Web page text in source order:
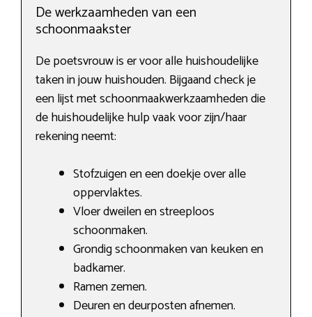
De werkzaamheden van een
schoonmaakster
De poetsvrouw is er voor alle huishoudelijke
taken in jouw huishouden. Bijgaand check je
een lijst met schoonmaakwerkzaamheden die
de huishoudelijke hulp vaak voor zijn/haar
rekening neemt:
Stofzuigen en een doekje over alle
oppervlaktes.
Vloer dweilen en streeploos
schoonmaken.
Grondig schoonmaken van keuken en
badkamer.
Ramen zemen.
Deuren en deurposten afnemen.